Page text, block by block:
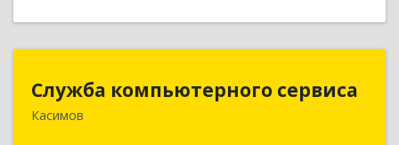
Служба компьютерного сервиса
Касимов
Служба компьютерного сервиса
391300, Рязанская обл., г.Касимов, ул.Советская